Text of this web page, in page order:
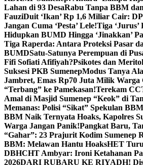
Lahan di 93 DesaRabu Tanpa BBM
FauziDuit ‘Ikan’ Rp 1,6 Miliar Cair:
Jangan Cuma ‘Pesta’ Lele!Tiga
Hidupkan BUMD Hingga ‘Jinakkan’
Tiga Raperda: Antara Proteksi Pasar
BUMDSatu-Satunya Perempuan di
Fifi Sofiati Afifiyah?Psikotes dan
Suksesi PKB SumenepModus Tanya
Jambret, Emas Rp70 Juta Milik
“Terbang” ke Pamekasan!Terekam
Amal di Masjid Sumenep “Keok” di
Memanas: Polisi “Sikat” Spekulan
BBM Naik Ternyata Hoaks, Kapolres
Warga Jangan Panik!Pangkat Baru,
“Gahar”: 23 Prajurit Kodim Sumenep
BBM: Melawan Hantu HoaksHET
DBHCHT Ambyar: Ironi Ketahanan
2026DARI RUBARU KE RIYADH!